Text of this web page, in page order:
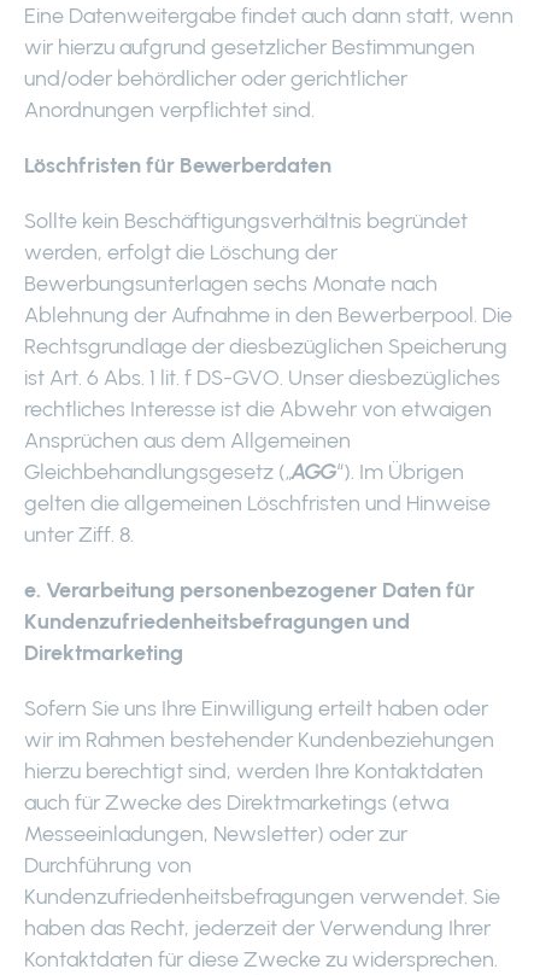
Eine Datenweitergabe findet auch dann statt, wenn
wir hierzu aufgrund gesetzlicher Bestimmungen
und/oder behördlicher oder gerichtlicher
Anordnungen verpflichtet sind.
Löschfristen für Bewerberdaten
Sollte kein Beschäftigungsverhältnis begründet
werden, erfolgt die Löschung der
Bewerbungsunterlagen sechs Monate nach
Ablehnung der Aufnahme in den Bewerberpool. Die
Rechtsgrundlage der diesbezüglichen Speicherung
ist Art. 6 Abs. 1 lit. f DS-GVO. Unser diesbezügliches
rechtliches Interesse ist die Abwehr von etwaigen
Ansprüchen aus dem Allgemeinen
Gleichbehandlungsgesetz („AGG“). Im Übrigen
gelten die allgemeinen Löschfristen und Hinweise
unter Ziff. 8.
e. Verarbeitung personenbezogener Daten für
Kundenzufriedenheitsbefragungen und
Direktmarketing
Sofern Sie uns Ihre Einwilligung erteilt haben oder
wir im Rahmen bestehender Kundenbeziehungen
hierzu berechtigt sind, werden Ihre Kontaktdaten
auch für Zwecke des Direktmarketings (etwa
Messeeinladungen, Newsletter) oder zur
Durchführung von
Kundenzufriedenheitsbefragungen verwendet. Sie
haben das Recht, jederzeit der Verwendung Ihrer
Kontaktdaten für diese Zwecke zu widersprechen.